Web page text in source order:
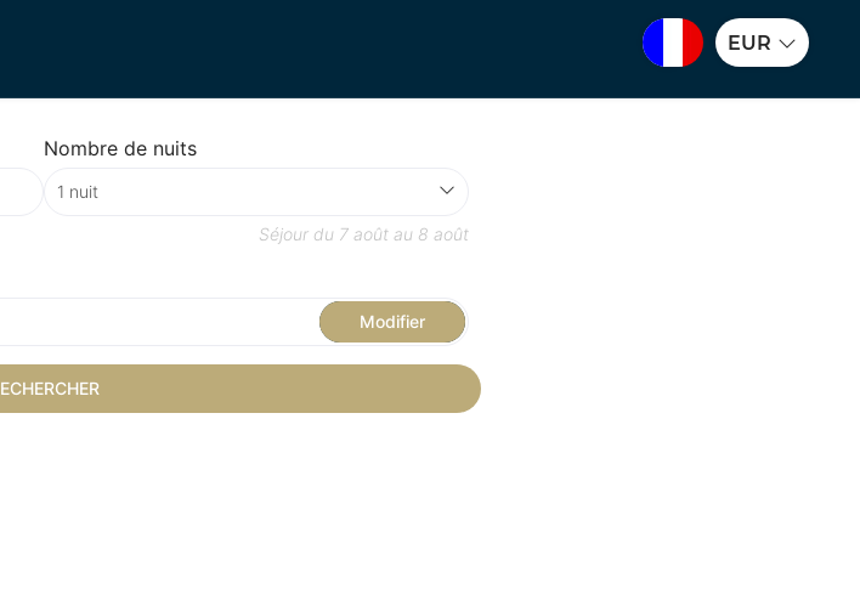
EUR
Nombre de nuits
Séjour du 7 août au 8 août
Modifier